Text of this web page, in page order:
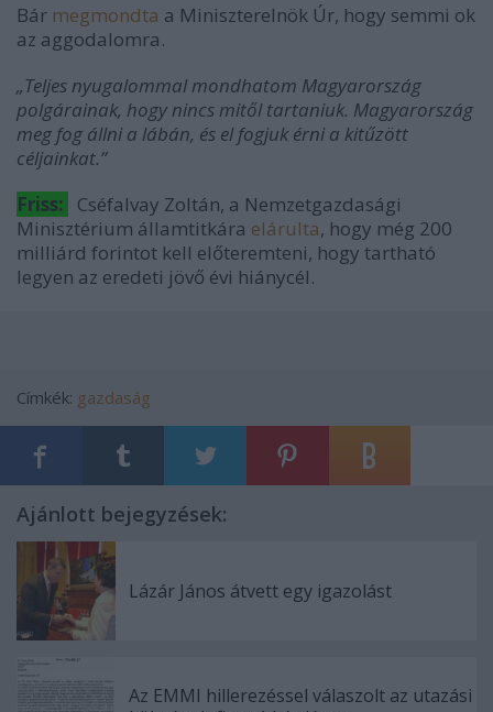
Bár megmondta a Miniszterelnök Úr, hogy semmi ok
az aggodalomra.
„Teljes nyugalommal mondhatom Magyarország
polgárainak, hogy nincs mitől tartaniuk. Magyarország
meg fog állni a lábán, és el fogjuk érni a kitűzött
céljainkat.”
Friss:
Cséfalvay Zoltán, a Nemzetgazdasági
Minisztérium államtitkára elárulta, hogy még 200
milliárd forintot kell előteremteni, hogy tartható
legyen az eredeti jövő évi hiánycél.
Címkék: gazdaság
Ajánlott bejegyzések:
Lázár János átvett egy igazolást
Az EMMI hillerezéssel válaszolt az utazási